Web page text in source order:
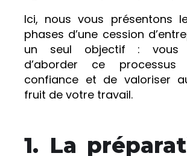
Ici, nous vous présentons
phases d’une cession
un seul objectif : vous
d’aborder ce
confiance et de valoriser
fruit de votre travail.
1. La